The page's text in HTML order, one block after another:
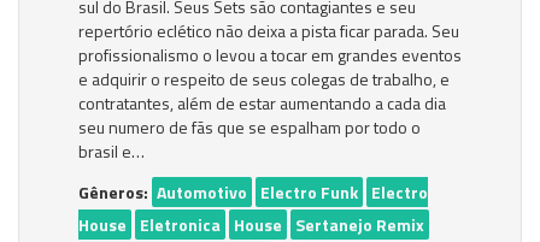
sul do Brasil. Seus Sets são contagiantes e seu
repertório eclético não deixa a pista ficar parada. Seu
profissionalismo o levou a tocar em grandes eventos
e adquirir o respeito de seus colegas de trabalho, e
contratantes, além de estar aumentando a cada dia
seu numero de fãs que se espalham por todo o
brasil e…
Gêneros: Automotivo Electro Funk Electro
House
Eletronica House
Sertanejo Remix